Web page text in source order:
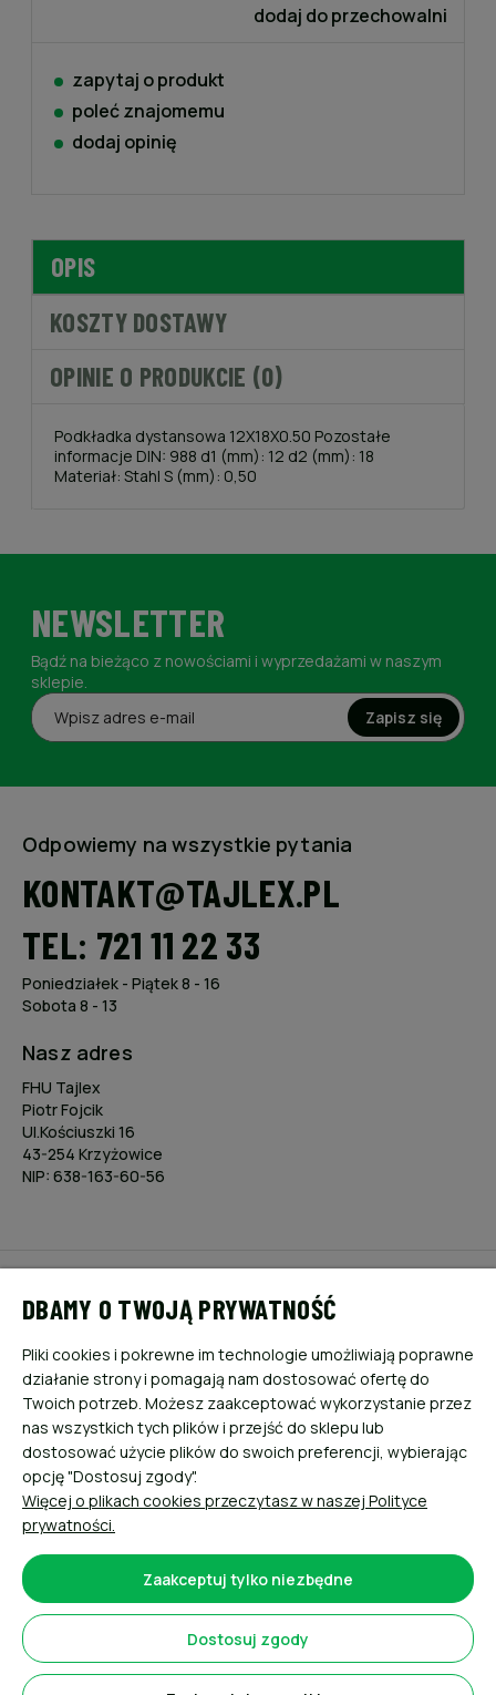
dodaj do przechowalni
zapytaj o produkt
poleć znajomemu
dodaj opinię
OPIS
KOSZTY DOSTAWY
OPINIE O PRODUKCIE (0)
Podkładka dystansowa 12X18X0.50 Pozostałe
informacje DIN: 988 d1 (mm): 12 d2 (mm): 18
Materiał: Stahl S (mm): 0,50
NEWSLETTER
Bądź na bieżąco z nowościami i wyprzedażami w naszym
sklepie.
Zapisz się
Odpowiemy na wszystkie pytania
KONTAKT@TAJLEX.PL
TEL: 721 11 22 33
Poniedziałek - Piątek 8 - 16
Sobota 8 - 13
Nasz adres
FHU Tajlex
Piotr Fojcik
Ul.Kościuszki 16
43-254 Krzyżowice
NIP: 638-163-60-56
PŁATNOŚCI I DOSTAWA
INFORMACJE
O NAS
DBAMY O TWOJĄ PRYWATNOŚĆ
Pliki cookies i pokrewne im technologie umożliwiają poprawne
działanie strony i pomagają nam dostosować ofertę do
Twoich potrzeb. Możesz zaakceptować wykorzystanie przez
nas wszystkich tych plików i przejść do sklepu lub
dostosować użycie plików do swoich preferencji, wybierając
opcję "Dostosuj zgody".
Więcej o plikach cookies przeczytasz w naszej Polityce
prywatności.
Zaakceptuj tylko niezbędne
Dostosuj zgody